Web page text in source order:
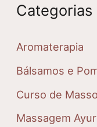
Categorias
Aromaterapia
Bálsamos e
Curso de
Massagem